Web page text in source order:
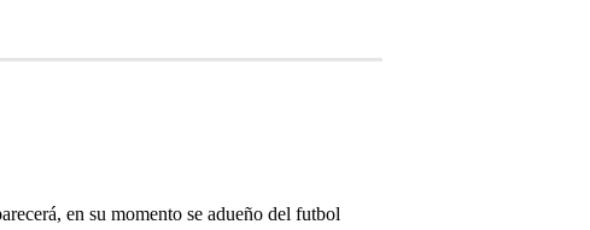
en su momento se adueño del futbol